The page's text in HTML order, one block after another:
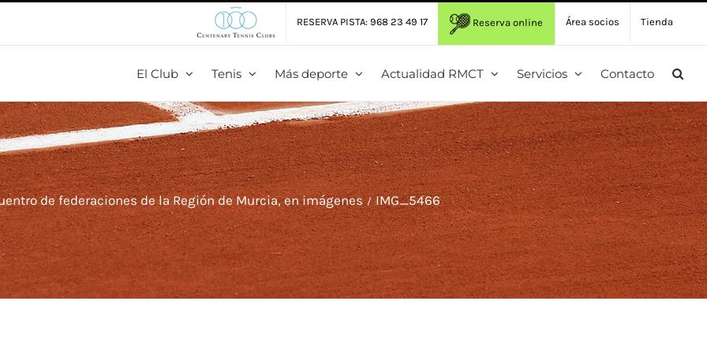
RESERVA PISTA: 968 23 49 17 Reserva online Área socios Tienda
El Club Tenis Más deporte Actualidad RMCT Servicios Contacto
de federaciones de la Región de Murcia, en imágenes IMG_5466